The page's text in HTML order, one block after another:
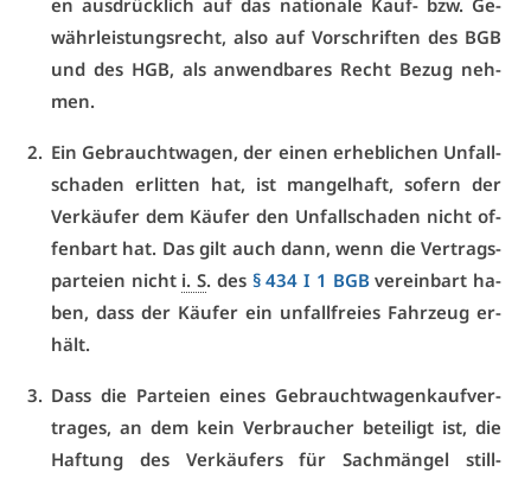
en aus­drück­lich auf das na­tio­na­le Kauf- bzw. Ge­
währ­leis­tungs­recht, al­so auf Vor­schrif­ten des BGB
und des HGB, als an­wend­ba­res Recht Be­zug neh­
men.
Ein Ge­braucht­wa­gen, der ei­nen er­heb­li­chen Un­fall­
scha­den er­lit­ten hat, ist man­gel­haft, so­fern der
Ver­käu­fer dem Käu­fer den Un­fall­scha­den nicht of­
fen­bart hat. Das gilt auch dann, wenn die Ver­trags­
par­tei­en nicht i. S. des § 434 I 1 BGB ver­ein­bart ha­
ben, dass der Käu­fer ein un­fall­frei­es Fahr­zeug er­
hält.
Dass die Par­tei­en ei­nes Ge­braucht­wa­gen­kauf­ver­
tra­ges, an dem kein Ver­brau­cher be­tei­ligt ist, die
Haf­tung des Ver­käu­fers für Sach­män­gel still­